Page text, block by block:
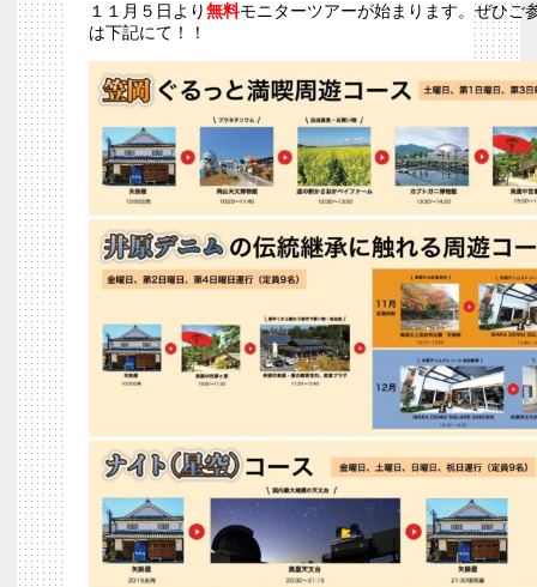
１１月５日より無料モニターツアーが始まります。ぜひご
は下記にて！！